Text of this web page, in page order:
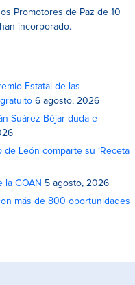
Promotores de Paz de 10
incorporado.
Estatal de las
6 agosto, 2026
Suárez-Béjar duda e
León comparte su ‘Receta
la GOAN 5 agosto, 2026
más de 800 oportunidades